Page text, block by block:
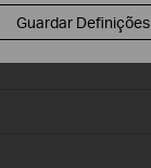
Guardar Definições